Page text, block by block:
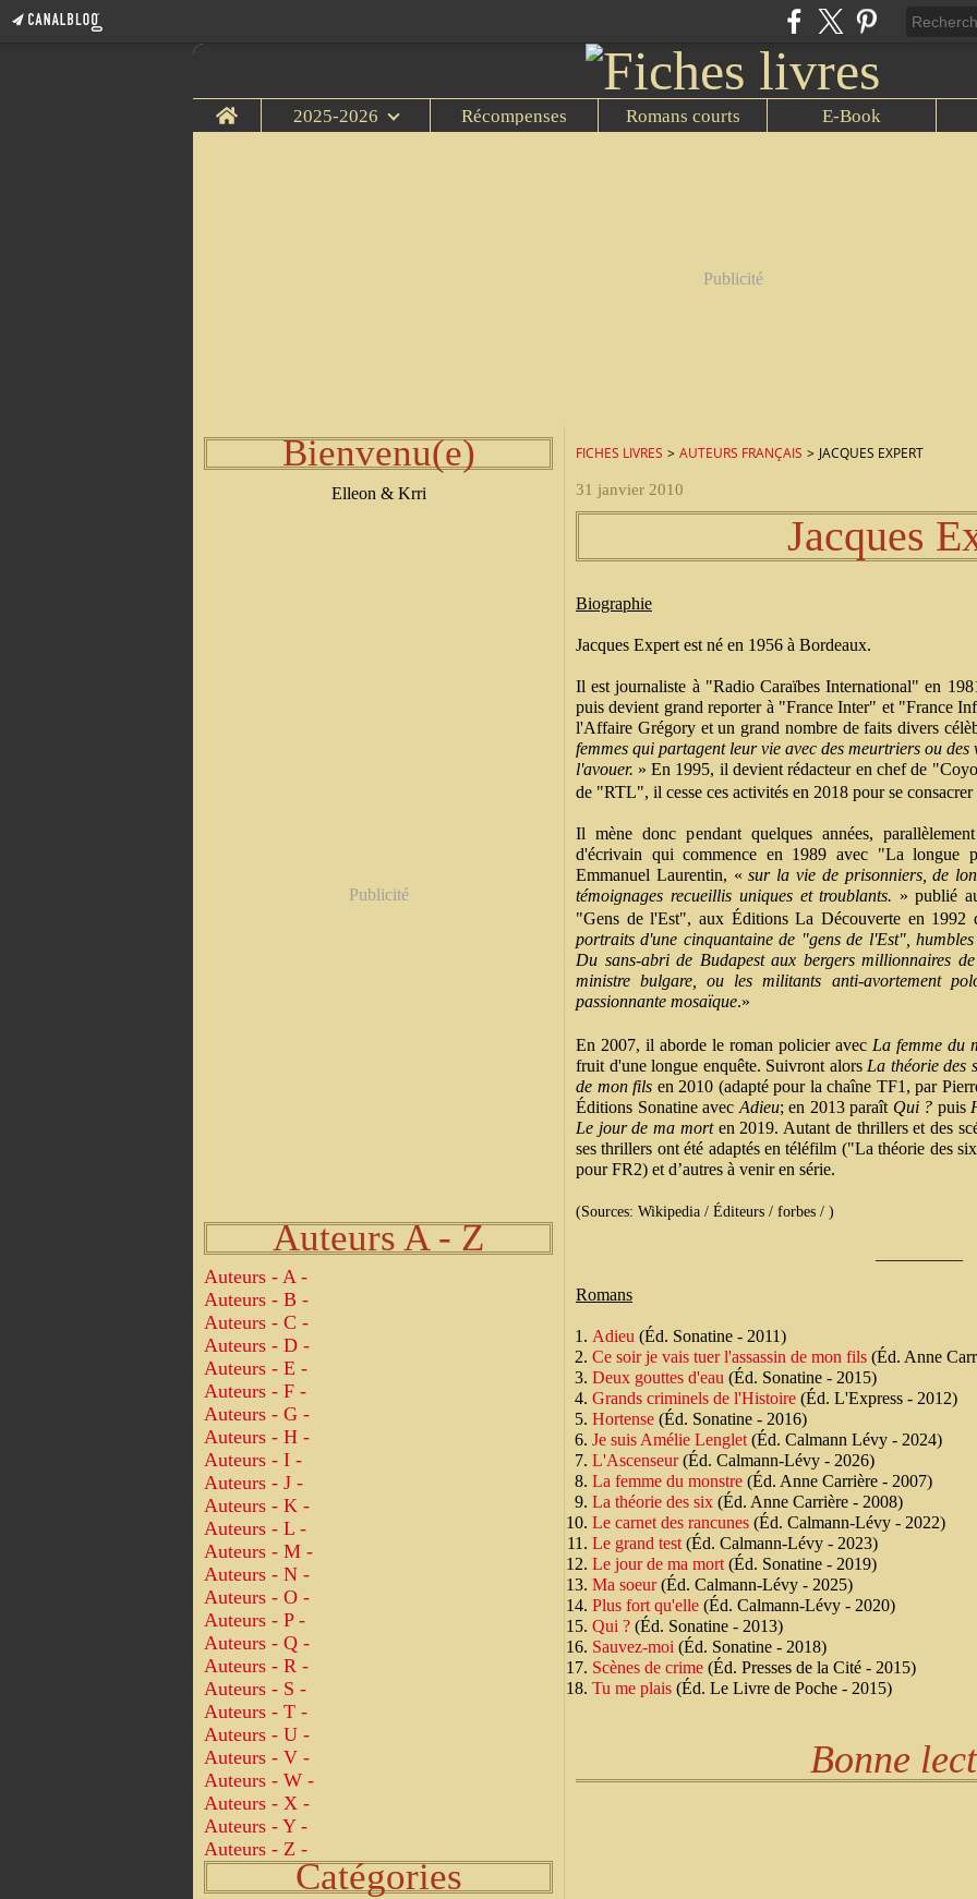
Home 2025-2026 Récompenses Romans courts E-Book
Publicité
Bienvenu(e)
Elleon & Krri
Publicité
Auteurs A - Z
Auteurs - A -
Auteurs - B -
Auteurs - C -
Auteurs - D -
Auteurs - E -
Auteurs - F -
Auteurs - G -
Auteurs - H -
Auteurs - I -
Auteurs - J -
Auteurs - K -
Auteurs - L -
Auteurs - M -
Auteurs - N -
Auteurs - O -
Auteurs - P -
Auteurs - Q -
Auteurs - R -
Auteurs - S -
Auteurs - T -
Auteurs - U -
Auteurs - V -
Auteurs - W -
Auteurs - X -
Auteurs - Y -
Auteurs - Z -
Catégories
FICHES LIVRES > AUTEURS FRANÇAIS > JACQUES EXPERT
31 janvier 2010
Jacques
Biographie
Jacques Expert est né en 1956 à Bordeaux.
Il est journaliste à "Radio Caraïbes International" en
puis devient grand reporter à "France Inter" et "France
l'Affaire Grégory et un grand nombre de faits divers
femmes qui partagent leur vie avec des meurtriers ou
l'avouer. » En 1995, il devient rédacteur en chef de
de "RTL", il cesse ces activités en 2018 pour se
Il mène donc pendant quelques années,
d'écrivain qui commence en 1989 avec "La longue
Emmanuel Laurentin, « sur la vie de prisonniers, de
témoignages recueillis uniques et troublants. » publié
"Gens de l'Est", aux Éditions La Découverte en 1992
portraits d'une cinquantaine de "gens de l'Est",
Du sans-abri de Budapest aux bergers millionnaires
ministre bulgare, ou les militants anti-avortement
passionnante mosaïque.»
En 2007, il aborde le roman policier avec La femme du
fruit d'une longue enquête. Suivront alors La théorie des
de mon fils en 2010 (adapté pour la chaîne TF1, par
Éditions Sonatine avec Adieu; en 2013 paraît Qui ? puis
Le jour de ma morten 2019. Autant de thrillers et des
ses thrillers ont été adaptés en téléfilm ("La théorie des
pour FR2) et d’autres à venir en série.
(Sources: Wikipedia / Éditeurs / forbes / )
Romans
Adieu (Éd. Sonatine - 2011)
Ce soir je vais tuer l'assassin de mon fils (Éd. Anne
Deux gouttes d'eau (Éd. Sonatine - 2015)
Grands criminels de l'Histoire (Éd. L'Express - 2012)
Hortense (Éd. Sonatine - 2016)
Je suis Amélie Lenglet (Éd. Calmann Lévy - 2024)
L'Ascenseur(Éd. Calmann-Lévy - 2026)
La femme du monstre (Éd. Anne Carrière - 2007)
La théorie des six (Éd. Anne Carrière - 2008)
Le carnet des rancunes (Éd. Calmann-Lévy - 2022)
Le grand test (Éd. Calmann-Lévy - 2023)
Le jour de ma mort (Éd. Sonatine - 2019)
Ma soeur(Éd. Calmann-Lévy - 2025)
Plus fort qu'elle (Éd. Calmann-Lévy - 2020)
Qui ? (Éd. Sonatine - 2013)
Sauvez-moi (Éd. Sonatine - 2018)
Scènes de crime (Éd. Presses de la Cité - 2015)
Tu me plais (Éd. Le Livre de Poche - 2015)
Bonne